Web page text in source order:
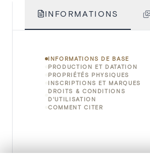
INFORMATIONS
INFORMATIONS DE BASE
PRODUCTION ET DATATION
PROPRIÉTÉS PHYSIQUES
INSCRIPTIONS ET MARQUES
DROITS & CONDITIONS
D'UTILISATION
COMMENT CITER